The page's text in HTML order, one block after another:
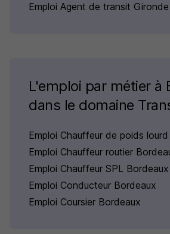
Emploi Agent de transit Gironde
L'emploi par métier à
dans le domaine
Emploi Chauffeur de poids
Emploi Chauffeur routier
Emploi Chauffeur SPL Bordeaux
Emploi Conducteur Bordeaux
Emploi Coursier Bordeaux